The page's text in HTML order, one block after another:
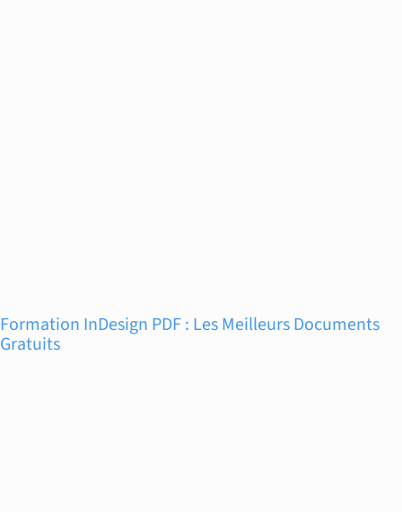
Formation InDesign PDF : Les Meilleurs Documents
Gratuits